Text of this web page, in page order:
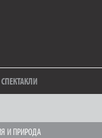
СПЕКТАКЛИ
И ПРИРОДА